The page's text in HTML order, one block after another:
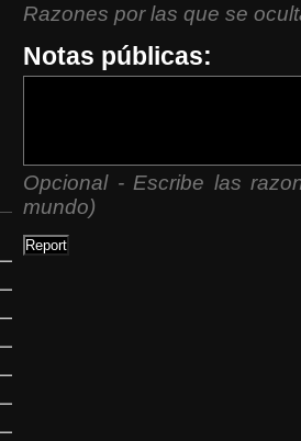
Razones por las que se
Notas públicas:
Opcional - Escribe las
mundo)